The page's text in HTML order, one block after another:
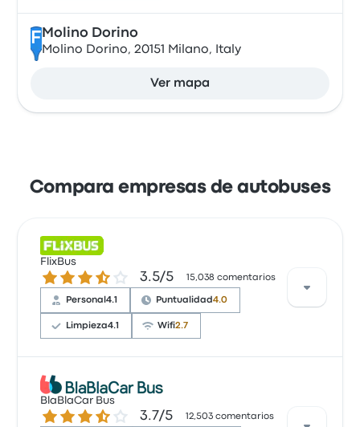
F Molino Dorino
Molino Dorino, 20151 Milano, Italy
Ver mapa
Compara empresas de autobuses
FlixBus
3.5 de 5 estrellas3.5/5 15,038 comentarios
Personal4.1 Puntualidad4.0
Limpieza4.1 Wifi2.7
Con base en 15038 reseñas, la empresa recibió una
calificación de 3.5 estrellas en Busbud. Los viajeros
estaban especialmente satisfechos con el acceso a
BlaBlaCar Bus
3.7 de 5 estrellas3.7/5 12,503 comentarios